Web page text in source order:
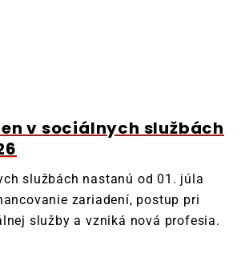
v sociálnych službách
službách nastanú od 01. júla
zariadení, postup pri
služby a vzniká nová profesia.